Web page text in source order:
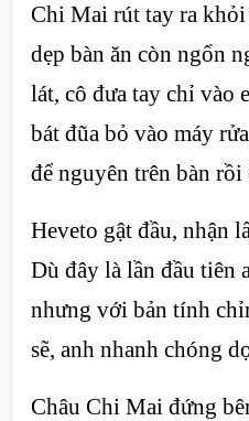
Chi Mai rút tay ra
dẹp bàn ăn còn ngổn
lát, cô đưa tay chỉ vào
bát đũa bỏ vào máy
để nguyên trên bàn
Heveto gật đầu, nhận
Dù đây là lần đầu tiên
nhưng với bản tính
sẽ, anh nhanh chóng
Châu Chi Mai đứng